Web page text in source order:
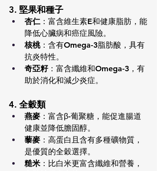
3. 堅果和種子
杏仁：富含維生素E和健康脂肪，能
降低心臟病和癌症風險。
核桃：含有Omega-3脂肪酸，具有
抗炎特性。
奇亞籽：富含纖維和Omega-3，有
助於消化和減少炎症。
4. 全穀類
燕麥 ：富含β-葡聚糖，能促進腸道
健康並降低膽固醇。
藜麥 ：高蛋白且含有多種礦物質，
是優質的全穀選擇。
糙米 ：比白米更富含纖維和營養，